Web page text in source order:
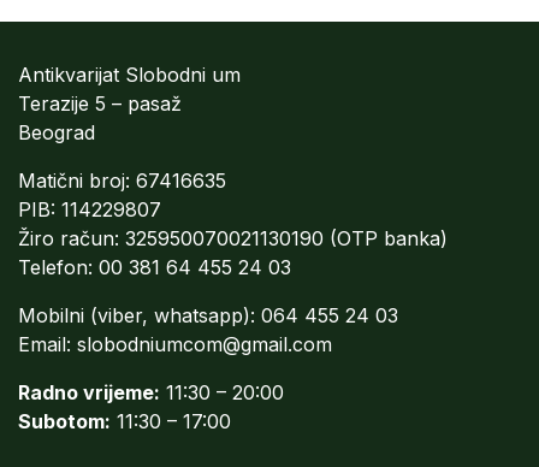
Antikvarijat Slobodni um
Terazije 5 – pasaž
Beograd
Matični broj: 67416635
PIB: 114229807
Žiro račun: 325950070021130190 (OTP banka)
Telefon: 00 381 64 455 24 03
Mobilni (viber, whatsapp): 064 455 24 03
Email: slobodniumcom@gmail.com
Radno vrijeme: 11:30 – 20:00
Subotom: 11:30 – 17:00